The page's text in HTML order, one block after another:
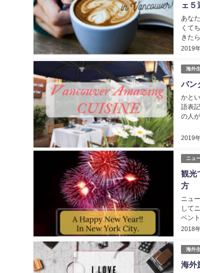
ェ５
2019
あな
くて
きた
と一
海外
バン
2019
かと
語表
の人
ニュ
観光
方
2018
ニュ
して
ベン
まり
海外
海外